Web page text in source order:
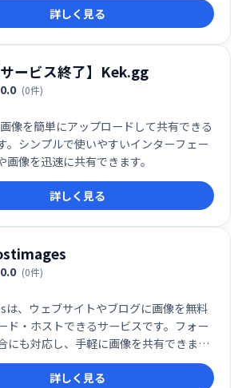
詳しく見る
サービス終了】Kek.gg
0.0 (0件)
像を簡単にアップロードして共有できる
。シンプルで使いやすいインターフェー
画像を迅速に共有できます。
詳しく見る
0.0 (0件)
、ウェブサイトやブログに画像を無料
ド・ホストできるサービスです。フォー
にも対応し、手軽に画像を共有できま
利用いただけるので、ブログやウェブサ
お役立てください。
詳しく見る